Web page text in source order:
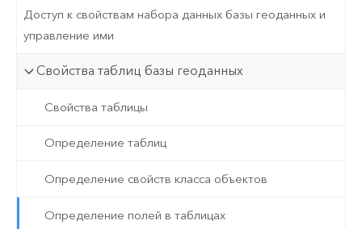
Доступ к свойствам набора данных базы геоданных и
управление ими
Свойства таблиц базы геоданных
Свойства таблицы
Определение таблиц
Определение свойств класса объектов
Определение полей в таблицах